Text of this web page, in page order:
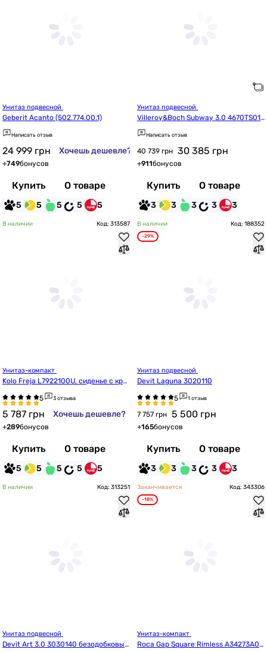
Geberit Acanto (502.774.00.1)
Написать отзыв
24 999 грн Хочешь дешевле?
+749бонусов
Купить О товаре
5 5 5 5 5
Villeroy&Boch Subway 3.0 4670TS01
с сиденьем Soft Close
Написать отзыв
40 739 грн 30 385 грн
+911бонусов
Купить О товаре
3 3 3 3 3
В наличии Код: 313587
Kolo Freja L7922100U, сиденье с кры
шкой Duroplast Soft close Click2Clea
n
3 отзыва
5 787 грн Хочешь дешевле?
+289бонусов
Купить О товаре
5 5 5 5 5
В наличии Код: 188352
-29%
Devit Laguna 3020110
1 отзыв
7 757 грн 5 500 грн
+165бонусов
Купить О товаре
3 3 3 3 3
В наличии Код: 313251
Devit Art 3.0 3030140 безодобковый
Заканчивается Код: 343306
-18%
Roca Gap Square Rimless A34273A00